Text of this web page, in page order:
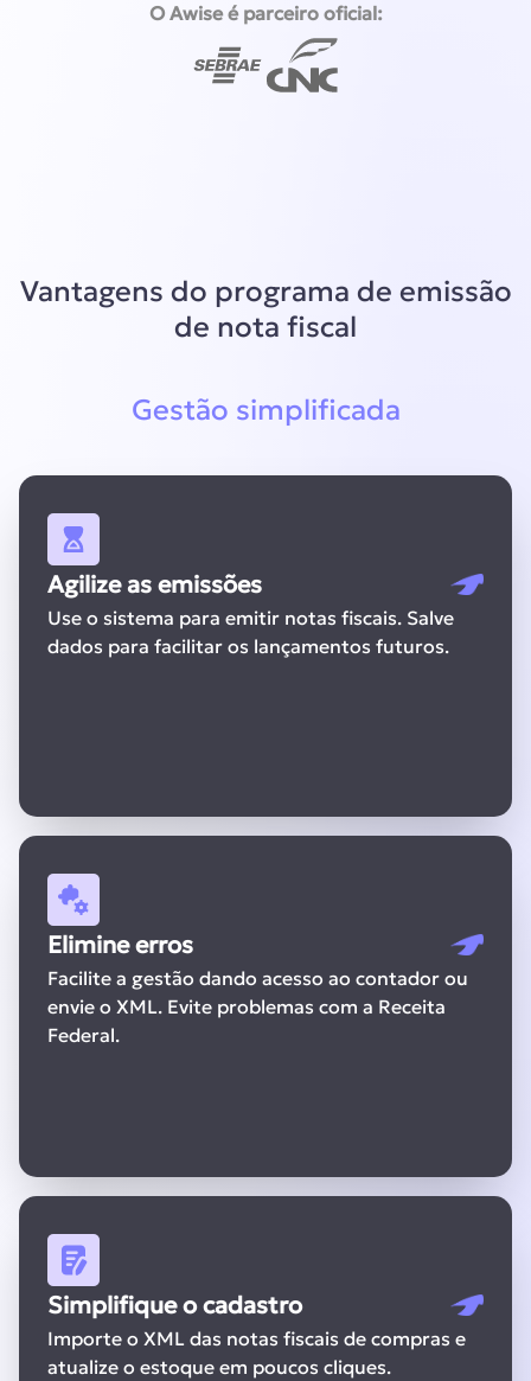
O Awise é parceiro oficial:
Vantagens do programa de emissão
de nota fiscal
Gestão simplificada
Agilize as emissões
Use o sistema para emitir notas fiscais. Salve
dados para facilitar os lançamentos futuros.
Elimine erros
Facilite a gestão dando acesso ao contador ou
envie o XML. Evite problemas com a Receita
Federal.
Simplifique o cadastro
Importe o XML das notas fiscais de compras e
atualize o estoque em poucos cliques.